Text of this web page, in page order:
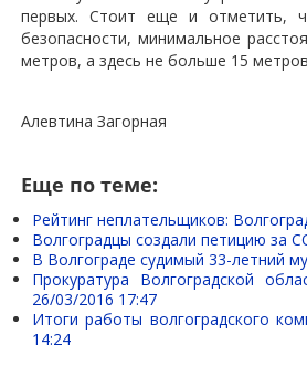
первых. Стоит еще и отметить,
безопасности, минимальное
метров, а здесь не больше 15
Алевтина Загорная
Еще по теме:
Рейтинг неплательщиков:
Волгоградцы создали петицию за
В Волгограде судимый 33-летний
Прокуратура Волгоградской
26/03/2016 17:47
Итоги работы волгоградского
14:24